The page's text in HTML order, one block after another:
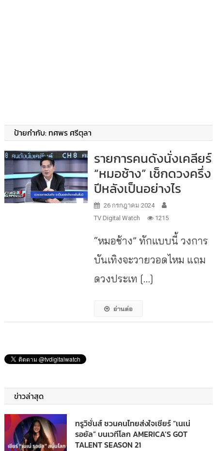
ป้ายกำกับ: ทศพร ศรีตุลา
รายการคนดังนั่งเคลียร์
“หมอช้าง” เช็กดวงครึ่ง
ปีหลังเป็นอย่างไร
26 กรกฎาคม 2024
TV Digital Watch
1215
“หมอช้าง” ทักแบบนี้ วงการ
บันเทิงจะวายวอดไหม แถม
ดวงประเท […]
อ่านต่อ
ข่าวล่าสุด
ทรูวิชั่นส์ ชวนคนไทยส่งใจเชียร์ “เนเน่
รอยัล” บนเวทีโลก AMERICA’S GOT
TALENT SEASON 21